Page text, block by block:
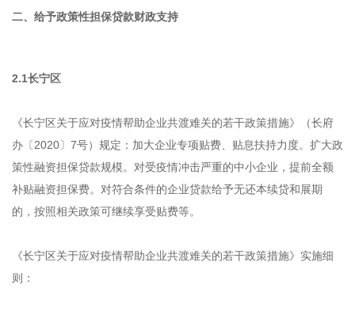
二、给予政策性担保贷款财政支持
2.1长宁区
《长宁区关于应对疫情帮助企业共渡难关的若干政策措施》（长府
办〔2020〕7号）规定：加大企业专项贴费、贴息扶持力度。扩大政
策性融资担保贷款规模。对受疫情冲击严重的中小企业，提前全额
补贴融资担保费。对符合条件的企业贷款给予无还本续贷和展期
的，按照相关政策可继续享受贴费等。
《长宁区关于应对疫情帮助企业共渡难关的若干政策措施》实施细
则：